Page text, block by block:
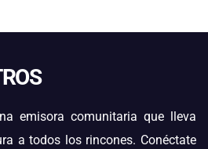
emisora comunitaria que lleva
a todos los rincones. Conéctate